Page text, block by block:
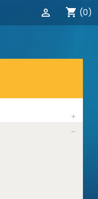
shopping_cart (0)


